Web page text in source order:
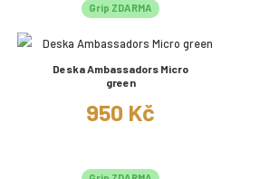
Grip ZDARMA
Deska Ambassadors Micro
green
950 Kč